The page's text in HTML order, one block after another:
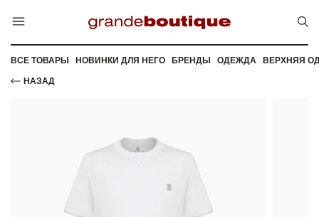
ВСЕ ТОВАРЫ НОВИНКИ ДЛЯ НЕГО БРЕНДЫ ОДЕЖДА ВЕРХНЯЯ
НАЗАД